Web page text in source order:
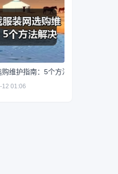
维护指南：5个方法解决网购踩坑
12 01:06